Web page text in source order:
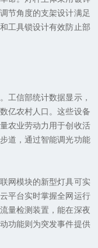
节角度的支架设计满足
工具锁设计有效防止部
信部统计数据显示，
亿农村人口。这些设备
农业劳动力用于创收活
道，通过智能调光功能
网模块的新型灯具可实
平台实时掌握全网运行
量检测装置，能在深夜
功能则为突发事件提供